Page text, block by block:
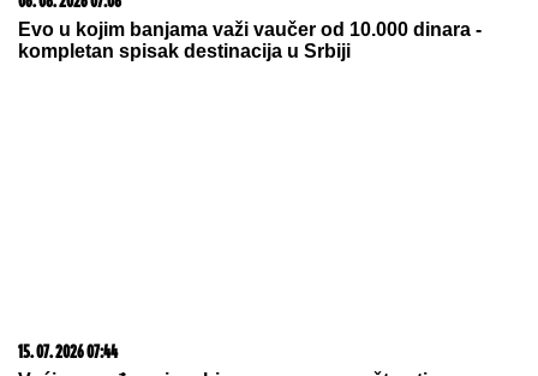
pripalo bivšoj supruzi posle razvoda
"OVO SU OZBILJNE PRETNJE":
Jelena Radanović se oglasila nakon